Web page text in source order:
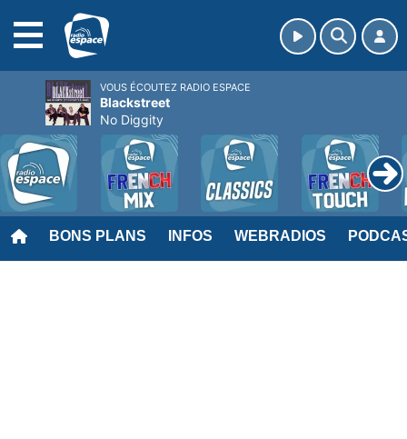
BONS PLANS INFOS WEBRADIOS
VOUS ÉCOUTEZ RADIO ESPACE
Blackstreet
No Diggity